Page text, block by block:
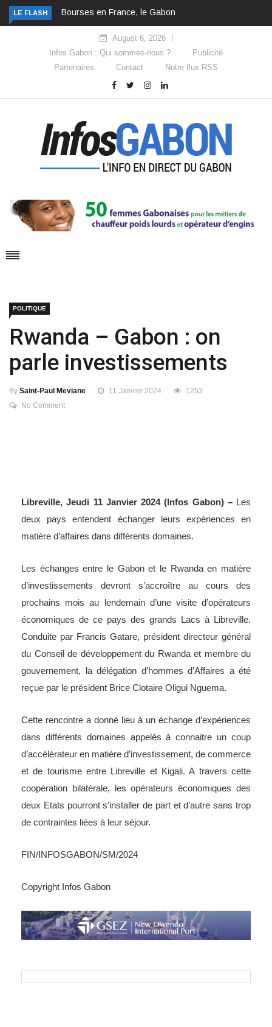
LE FLASH Bourses en France, le Gabon change de cap
August 6, 2026
Infos Gabon : Qui sommes-nous ?
Publicité
Partenaires
Contact Notre flux RSS
POLITIQUE
Rwanda – Gabon : on
parle investissements
By Saint-Paul Meviane 11 Janvier 2024
1253
No Comment
Libreville, Jeudi 11 Janvier 2024 (Infos Gabon) –Les
deux pays entendent échanger leurs expériences en
matière d’affaires dans différents domaines.
Les échanges entre le Gabon et le Rwanda en matière
d’investissements devront s’accroître au cours des
prochains mois au lendemain d’une visite d’opérateurs
économiques de ce pays des grands Lacs à Libreville.
Conduite par Francis Gatare, président directeur général
du Conseil de développement du Rwanda et membre du
gouvernement, la délégation d’hommes d’Affaires a été
reçue par le président Brice Clotaire Oligui Nguema.
Cette rencontre a donné lieu à un échange d’expériences
dans différents domaines appelés à connaitre un coup
d’accélérateur en matière d’investissement, de commerce
et de tourisme entre Libreville et Kigali. A travers cette
coopération bilatérale, les opérateurs économiques des
deux Etats pourront s’installer de part et d’autre sans trop
de contraintes liées à leur séjour.
FIN/INFOSGABON/SM/2024
Copyright Infos Gabon